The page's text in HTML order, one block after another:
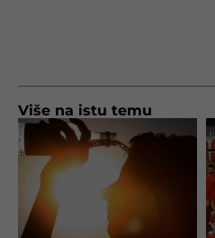
Više na istu temu